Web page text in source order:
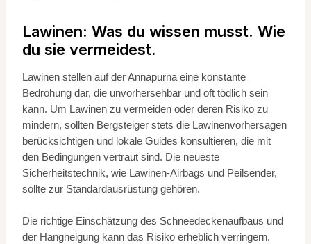
Lawinen: Was du wissen musst. Wie
du sie vermeidest.
Lawinen stellen auf der Annapurna eine konstante
Bedrohung dar, die unvorhersehbar und oft tödlich sein
kann. Um Lawinen zu vermeiden oder deren Risiko zu
mindern, sollten Bergsteiger stets die Lawinenvorhersagen
berücksichtigen und lokale Guides konsultieren, die mit
den Bedingungen vertraut sind. Die neueste
Sicherheitstechnik, wie Lawinen-Airbags und Peilsender,
sollte zur Standardausrüstung gehören.
Die richtige Einschätzung des Schneedeckenaufbaus und
der Hangneigung kann das Risiko erheblich verringern.